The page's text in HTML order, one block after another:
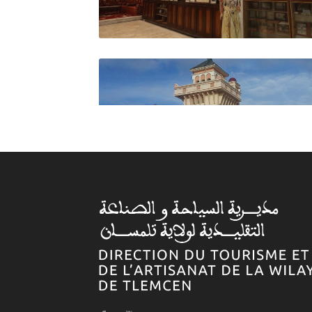
Agence de voyage